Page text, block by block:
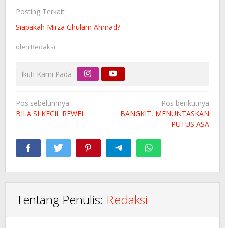
Posting Terkait
Siapakah Mirza Ghulam Ahmad?
oleh Redaksi
Ikuti Kami Pada
Navigasi
pos
Pos sebelumnya
BILA SI KECIL REWEL
Pos berikutnya
BANGKIT, MENUNTASKAN
PUTUS ASA
Tentang Penulis: Redaksi